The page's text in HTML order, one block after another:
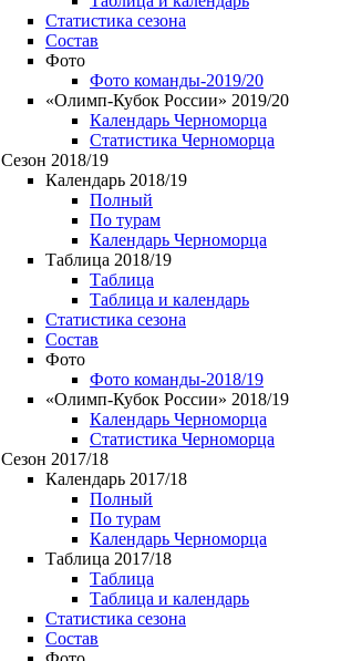
Статистика сезона
Состав
Фото
Фото команды-2019/20
«Олимп-Кубок России» 2019/20
Календарь Черноморца
Статистика Черноморца
Сезон 2018/19
Календарь 2018/19
Полный
По турам
Календарь Черноморца
Таблица 2018/19
Таблица
Таблица и календарь
Статистика сезона
Состав
Фото
Фото команды-2018/19
«Олимп-Кубок России» 2018/19
Календарь Черноморца
Статистика Черноморца
Сезон 2017/18
Календарь 2017/18
Полный
По турам
Календарь Черноморца
Таблица 2017/18
Таблица
Таблица и календарь
Статистика сезона
Состав